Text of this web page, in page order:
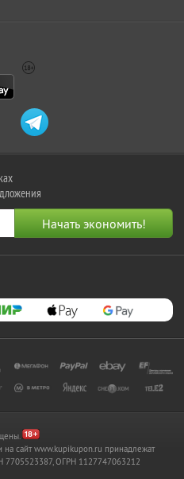
на сайт www.kupikupon.ru принадлежат
7705523387, ОГРН 1127747063212